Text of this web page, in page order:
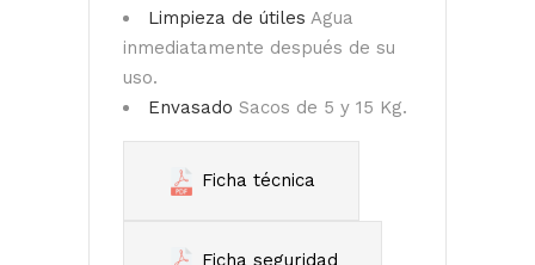
Limpieza de útiles Agua
inmediatamente después de su
uso.
Envasado Sacos de 5 y 15 Kg.
Ficha técnica
Ficha seguridad